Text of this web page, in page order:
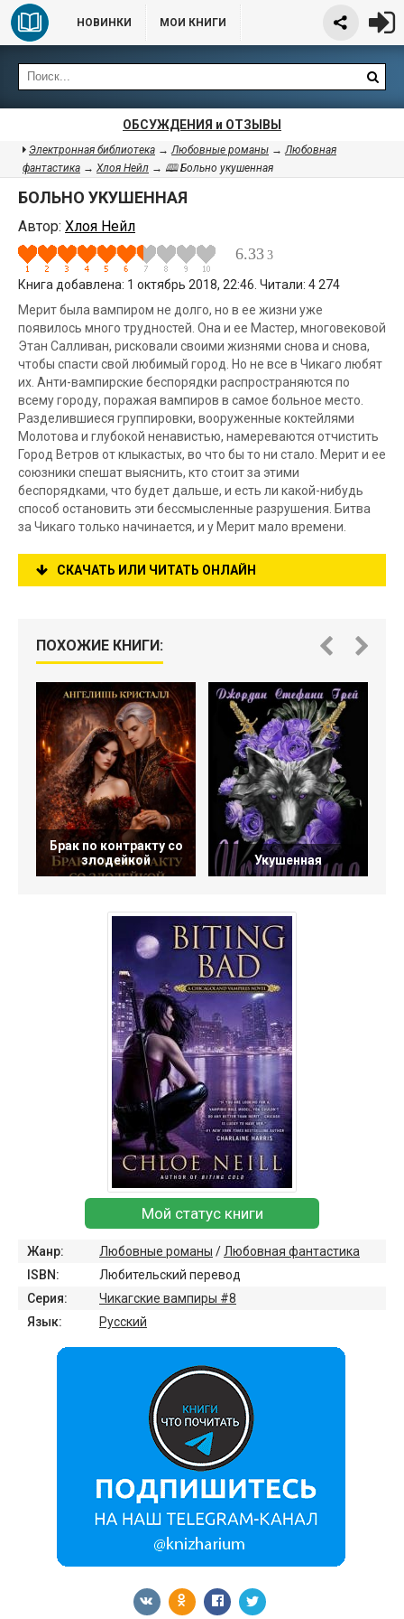
НОВИНКИ МОИ КНИГИ
ОБСУЖДЕНИЯ и ОТЗЫВЫ
Электронная библиотека →Любовные романы →Любовная
фантастика → Хлоя Нейл → 🕮 Больно укушенная
БОЛЬНО УКУШЕННАЯ
Автор: Хлоя Нейл
6.33 3
Книга добавлена: 1 октябрь 2018, 22:46. Читали: 4 274
Мерит была вампиром не долго, но в ее жизни уже
появилось много трудностей. Она и ее Мастер, многовековой
Этан Салливан, рисковали своими жизнями снова и снова,
чтобы спасти свой любимый город. Но не все в Чикаго любят
их. Анти-вампирские беспорядки распространяются по
всему городу, поражая вампиров в самое больное место.
Разделившиеся группировки, вооруженные коктейлями
Молотова и глубокой ненавистью, намереваются отчистить
Город Ветров от клыкастых, во что бы то ни стало. Мерит и ее
союзники спешат выяснить, кто стоит за этими
беспорядками, что будет дальше, и есть ли какой-нибудь
способ остановить эти бессмысленные разрушения. Битва
за Чикаго только начинается, и у Мерит мало времени.
СКАЧАТЬ ИЛИ ЧИТАТЬ ОНЛАЙН
ПОХОЖИЕ КНИГИ:
Брак по контракту со
злодейкой
Укушенная
Мой статус книги
Жанр: Любовные романы / Любовная фантастика
ISBN:
Любительский перевод
Серия:
Чикагские вампиры #8
Язык:
Русский